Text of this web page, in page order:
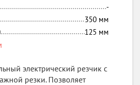
-
350 мм
125 мм
электрический резчик с
резки. Позволяет